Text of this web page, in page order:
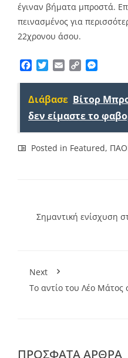
έγιναν βήματα μπροστά.
πεινασμένος για
22χρονου άσου.
Facebook
TwitterEmailCopy
Διάβασε Βίτορ
δεν είμαστε το
Posted in Featured,
Σημαντική ενίσχυση
Next
To αντίο του Λέο
ΠΡΌΣΦΑΤΑ ΆΡΘΡΑ